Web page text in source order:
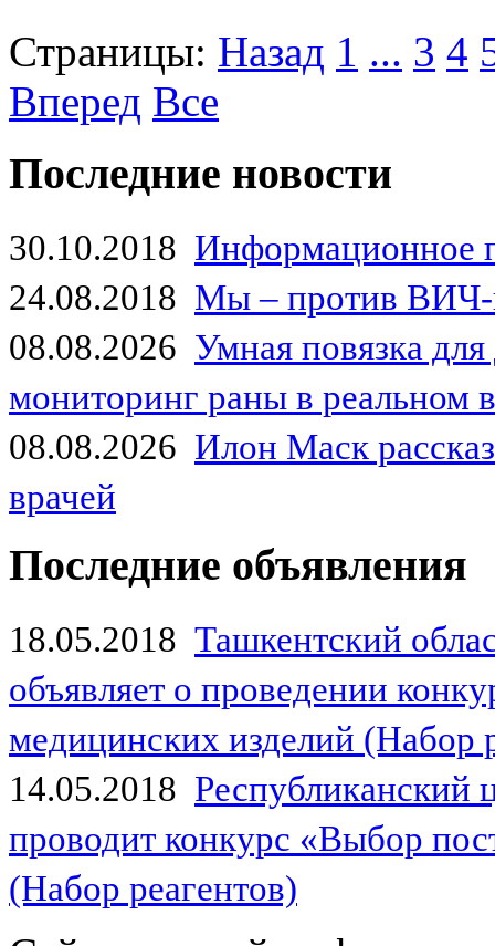
Страницы: Назад 1 ... 3 4
Вперед Все
Последние новости
30.10.2018 Информационное
24.08.2018 Мы – против
08.08.2026 Умная повязка
мониторинг раны в реальном
08.08.2026 Илон Маск
врачей
Последние объявления
18.05.2018 Ташкентский
объявляет о проведении
медицинских изделий (Набор
14.05.2018
проводит конкурс «Выбор
(Набор реагентов)